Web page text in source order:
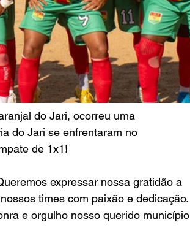
do Jari, ocorreu uma
do Jari se enfrentaram no
de 1x1!
expressar nossa gratidão a
times com paixão e dedicação.
e orgulho nosso querido município